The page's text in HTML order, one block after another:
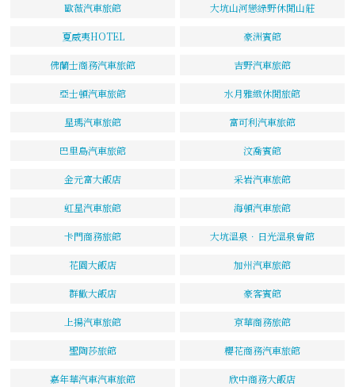
歐薇汽車旅館 大坑山河戀綠野休閒山莊
夏威夷HOTEL 豪洲賓館
佛蘭士商務汽車旅館 吉野汽車旅館
亞士頓汽車旅館 水月雅緻休閒旅館
星瑪汽車旅館 富可利汽車旅館
巴里島汽車旅館 汶喬賓館
金元富大飯店 采岩汽車旅館
虹星汽車旅館 海頓汽車旅館
卡門商務旅館 大坑溫泉．日光溫泉會館
花園大飯店 加州汽車旅館
群歡大飯店 豪客賓館
上揚汽車旅館 京華商務旅館
聖陶莎旅館 櫻花商務汽車旅館
嘉年華汽車汽車旅館 欣中商務大飯店